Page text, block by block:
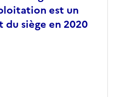
est un
siège en 2020